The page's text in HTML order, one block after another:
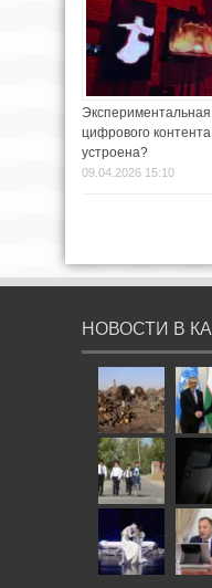
цифрового
устроена?
09.04.2026 15:10
НОВОСТИ В